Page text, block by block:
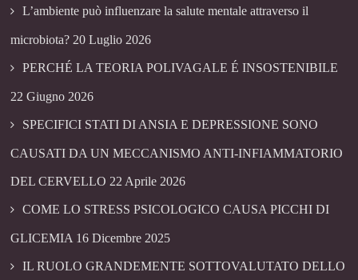
L’ambiente può influenzare la salute mentale attraverso il
microbiota? 20 Luglio 2026
PERCHÉ LA TEORIA POLIVAGALE É INSOSTENIBILE
22 Giugno 2026
SPECIFICI STATI DI ANSIA E DEPRESSIONE SONO
CAUSATI DA UN MECCANISMO ANTI-INFIAMMATORIO
DEL CERVELLO 22 Aprile 2026
COME LO STRESS PSICOLOGICO CAUSA PICCHI DI
GLICEMIA 16 Dicembre 2025
IL RUOLO GRANDEMENTE SOTTOVALUTATO DELLO